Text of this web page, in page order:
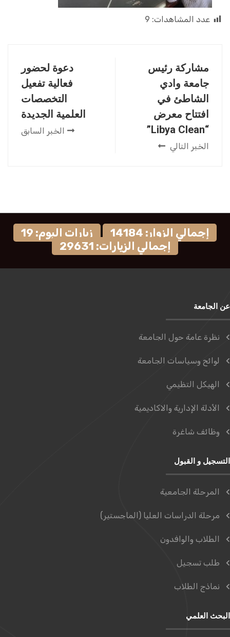
عدد المشاهدات: 9
دعوة لحضور
فعالية تفعيل
التخصصات
العلمية الجديدة
الخبر السابق
مشاركة رئيس
جامعة وادي
الشاطئ في
افتتاح معرض
“Libya Clean”
الخبر التالي
إجمالي الزوار: 14184
زيارات اليوم: 19
إجمالي الزيارات: 29631
عن الجامعة
نظرة عامة حول الجامعة
لوائح وسياسات الجامعة
الهيكل التظيمي
الأدلة الإدارية والاكاديمية
وظائف شاغرة
التسجيل و القبول
المرحلة الجامعية
مرحلة الدراسات العليا (الماجستير)
الطلاب والوافدون
طلب تسجيل
نماذج الطلاب
البحث العلمي